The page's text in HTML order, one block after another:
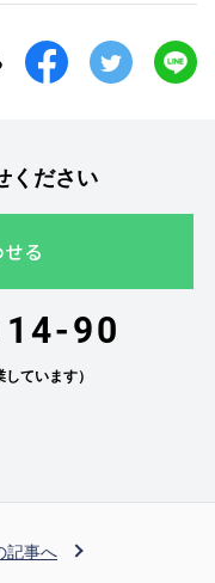
ください
る
90
ています）
記事へ